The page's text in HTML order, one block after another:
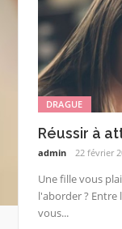
DRAGUE
Réussir à
admin 22 février
Une fille vous
l'aborder ? Entre
vous...